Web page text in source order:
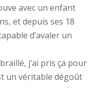
avec un enfant
et depuis ses 18
d’avaler un
j’ai pris ça pour
un véritable dégoût